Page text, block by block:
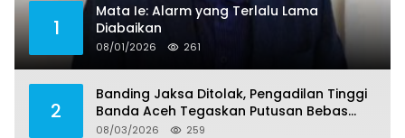
1
Mata Ie: Alarm yang Terlalu Lama
Diabaikan
08/01/2026 261
2
Banding Jaksa Ditolak, Pengadilan Tinggi
Banda Aceh Tegaskan Putusan Bebas
Dua Terdakwa Korupsi Tak Bisa Diajukan
08/03/2026 259